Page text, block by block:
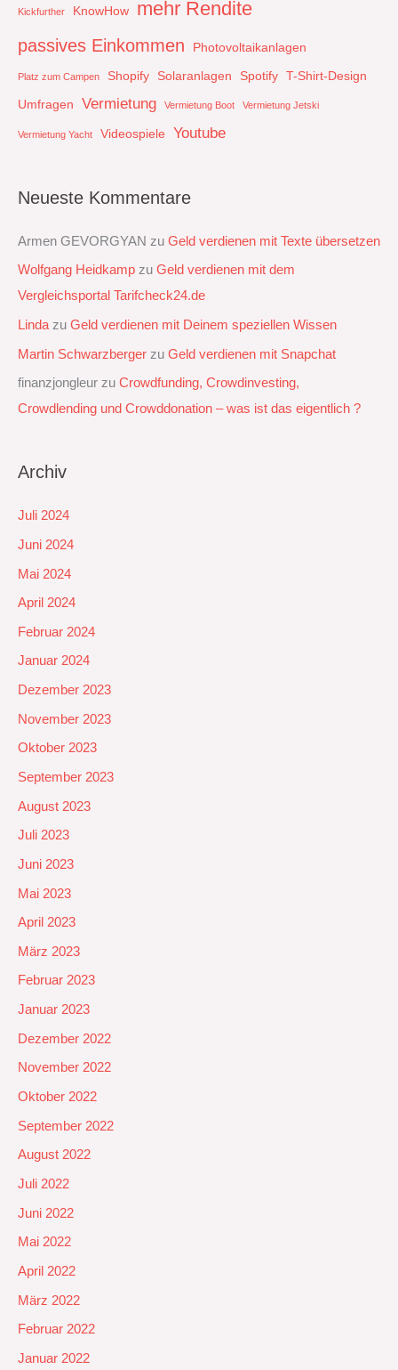
Kickfurther KnowHow mehr Rendite
passives Einkommen Photovoltaikanlagen
Platz zum Campen Shopify Solaranlagen Spotify T-Shirt-Design
Umfragen
Vermietung Vermietung Boot Vermietung Jetski
Vermietung Yacht Videospiele Youtube
Neueste Kommentare
Armen GEVORGYAN zu Geld verdienen mit Texte übersetzen
Wolfgang Heidkamp zu Geld verdienen mit dem
Vergleichsportal Tarifcheck24.de
Linda zu Geld verdienen mit Deinem speziellen Wissen
Martin Schwarzberger zu Geld verdienen mit Snapchat‭
finanzjongleur zu Crowdfunding, Crowdinvesting,
Crowdlending und Crowddonation – was ist das eigentlich ?
Archiv
Juli 2024
Juni 2024
Mai 2024
April 2024
Februar 2024
Januar 2024
Dezember 2023
November 2023
Oktober 2023
September 2023
August 2023
Juli 2023
Juni 2023
Mai 2023
April 2023
März 2023
Februar 2023
Januar 2023
Dezember 2022
November 2022
Oktober 2022
September 2022
August 2022
Juli 2022
Juni 2022
Mai 2022
April 2022
März 2022
Februar 2022
Januar 2022